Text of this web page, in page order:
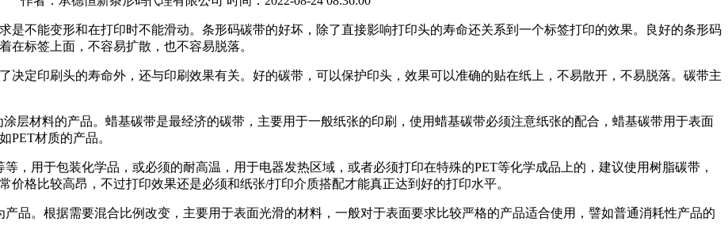
是不能变形和在打印时不能滑动。条形码碳带的好坏，除了直接影响打印头的寿命还关系到一个标签打印的效果。良好的条形码
在标签上面，不容易扩散，也不容易脱落。
决定印刷头的寿命外，还与印刷效果有关。好的碳带，可以保护印头，效果可以准确的贴在纸上，不易散开，不易脱落。碳带主
层材料的产品。蜡基碳带是最经济的碳带，主要用于一般纸张的印刷，使用蜡基碳带必须注意纸张的配合，蜡基碳带用于表面
PET材质的产品。
，用于包装化学品，或必须的耐高温，用于电器发热区域，或者必须打印在特殊的PET等化学成品上的，建议使用树脂碳带，
格比较高昂，不过打印效果还是必须和纸张/打印介质搭配才能真正达到好的打印水平。
品。根据需要混合比例改变，主要用于表面光滑的材料，一般对于表面要求比较严格的产品适合使用，譬如普通消耗性产品的